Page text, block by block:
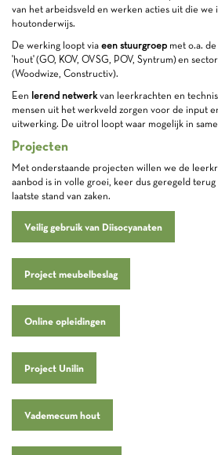
van het arbeidsveld en werken acties uit die
houtonderwijs.
De werking loopt via een stuurgroep met o.a.
'hout' (GO, KOV, OVSG, POV, Syntrum) en
(Woodwize, Constructiv).
Een lerend netwerkvan leerkrachten en
mensen uit het werkveld zorgen voor de input
uitwerking. De uitrol loopt waar mogelijk in
Projecten
Met onderstaande projecten willen we de
aanbod is in volle groei, keer dus geregeld
laatste stand van zaken.
Veilig gebruik van Diisocyanaten
Project meubelbeslag
Online opleidingen
Project Unilin
Vademecum hout